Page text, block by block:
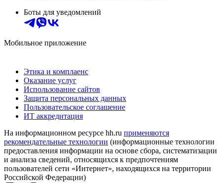
Боты для уведомлений
Мобильное приложение
Этика и комплаенс
Оказание услуг
Использование сайтов
Защита персональных данных
Пользовательское соглашение
ИТ аккредитация
На информационном ресурсе hh.ru применяются
рекомендательные технологии (информационные технологии
предоставления информации на основе сбора, систематизации
и анализа сведений, относящихся к предпочтениям
пользователей сети «Интернет», находящихся на территории
Российской Федерации)